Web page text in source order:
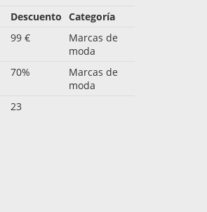
Descuento Categoría
99 €
Marcas de
moda
70%
Marcas de
moda
23